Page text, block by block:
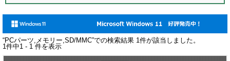
“PCパーツ,メモリー,SD/MMC”での検索結果 1 件が該当しました。
1 件中1 - 1 件を表示